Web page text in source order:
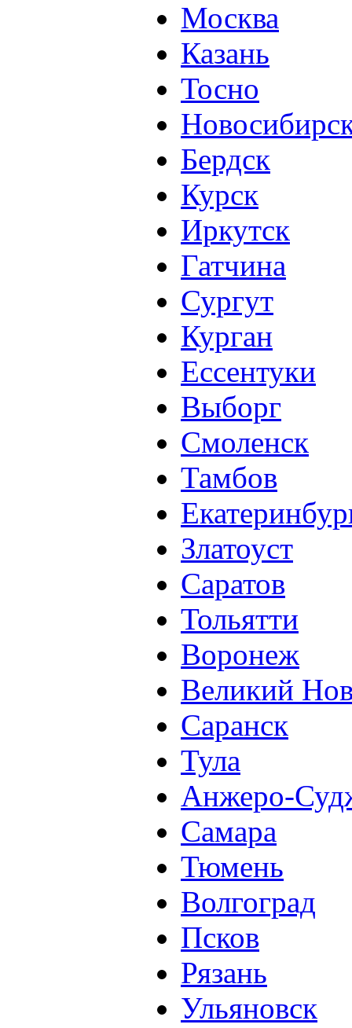
Москва
Казань
Тосно
Бердск
Курск
Иркутск
Гатчина
Сургут
Курган
Ессентуки
Выборг
Смоленск
Тамбов
Златоуст
Саратов
Тольятти
Воронеж
Великий
Саранск
Тула
Анжеро-
Самара
Тюмень
Волгоград
Псков
Рязань
Ульяновск